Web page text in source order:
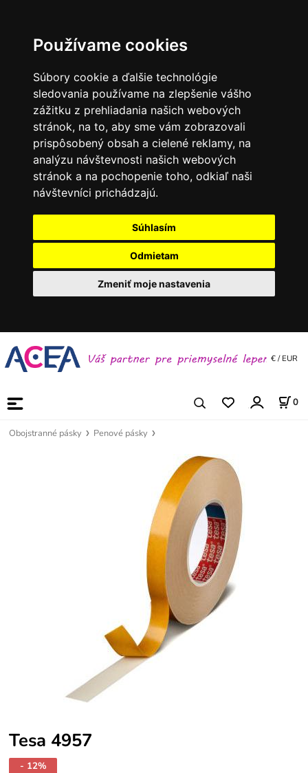
Používame cookies
Súbory cookie a ďalšie technológie
sledovania používame na zlepšenie vášho
zážitku z prehliadania našich webových
stránok, na to, aby sme vám zobrazovali
prispôsobený obsah a cielené reklamy, na
analýzu návštevnosti našich webových
stránok a na pochopenie toho, odkiaľ naši
návštevníci prichádzajú.
Súhlasím
Odmietam
Zmeniť moje nastavenia
0
€ / EUR
Obojstranné pásky Penové pásky
Tesa 4957
- 12%